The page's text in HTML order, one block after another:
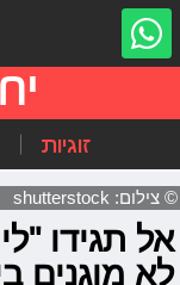
זוגיות
© צילום: shutterstock
אל תגידו
לא מוגנים